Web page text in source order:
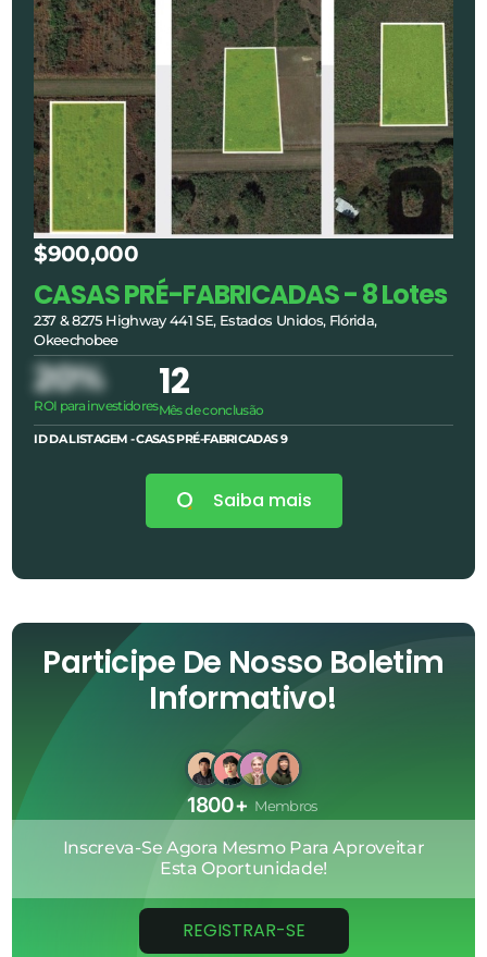
$900,000
CASAS PRÉ-FABRICADAS - 8 Lotes
237 & 8275 Highway 441 SE, Estados Unidos, Flórida,
Okeechobee
20%
ROI para investidores
12
Mês de conclusão
ID DA LISTAGEM - CASAS PRÉ-FABRICADAS9
Saiba mais
Participe De Nosso Boletim
Informativo!
1800+ Membros
Inscreva-Se Agora Mesmo Para Aproveitar
Esta Oportunidade!
REGISTRAR-SE